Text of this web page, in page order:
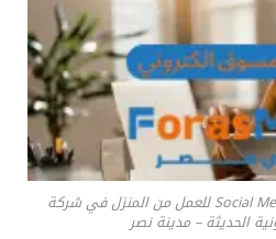
وظائف خالية: Social Media Specialist للعمل من المنزل في شركة
الحديثة – مدينة نصر